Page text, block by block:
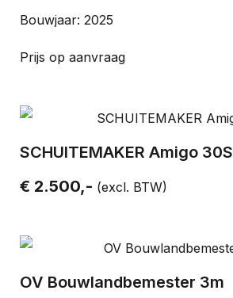
Bouwjaar: 2025
Prijs op aanvraag
SCHUITEMAKER Amigo 30S
€ 2.500,- (excl. BTW)
OV Bouwlandbemester 3m